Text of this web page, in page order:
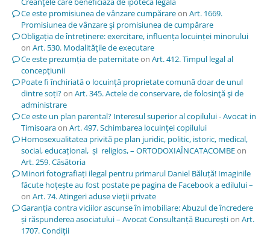
Ce este promisiunea de vânzare cumpărareon Art. 1669.
Promisiunea de vânzare şi promisiunea de cumpărare
Obligația de întreținere: exercitare, influența locuinței minorului
on Art. 530. Modalităţile de executare
Ce este prezumția de paternitateon Art. 412. Timpul legal al
concepţiunii
Poate fi închiriată o locuință proprietate comună doar de unul
dintre soți?on Art. 345. Actele de conservare, de folosinţă şi de
administrare
Ce este un plan parental? Interesul superior al copilului - Avocat in
Timisoaraon Art. 497. Schimbarea locuinţei copilului
Homosexualitatea privită pe plan juridic, politic, istoric, medical,
social, educațional, și religios, – ORTODOXIAÎNCATACOMBEon
Art. 259. Căsătoria
Minori fotografiați ilegal pentru primarul Daniel Băluță! Imaginile
făcute hoțește au fost postate pe pagina de Facebook a edilului –
on Art. 74. Atingeri aduse vieţii private
Garanția contra viciilor ascunse în imobiliare: Abuzul de încredere
și răspunderea asociatului – Avocat Consultanță Bucureștion Art.
1707. Condiţii